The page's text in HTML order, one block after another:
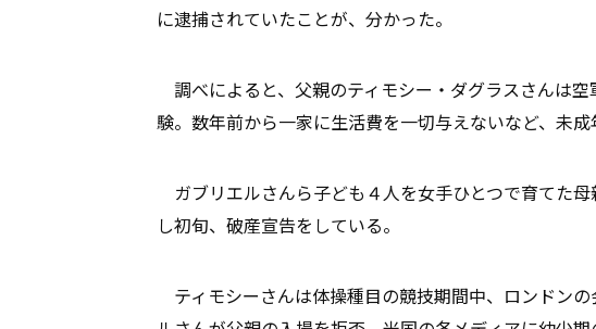
に逮捕されていたことが、分かった。
調べによると、父親のティモシー・ダグラスさんは
験。数年前から一家に生活費を一切与えないなど、未成
ガブリエルさんら子ども４人を女手ひとつで育てた
し初旬、破産宣告をしている。
ティモシーさんは体操種目の競技期間中、ロンドン